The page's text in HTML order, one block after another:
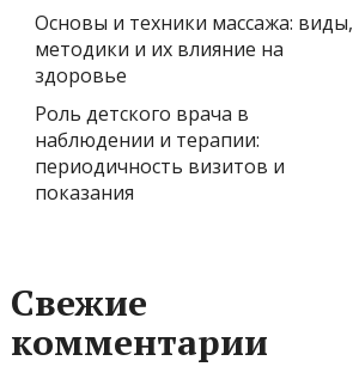
Основы и техники массажа: виды,
методики и их влияние на
здоровье
Роль детского врача в
наблюдении и терапии:
периодичность визитов и
показания
Свежие
комментарии